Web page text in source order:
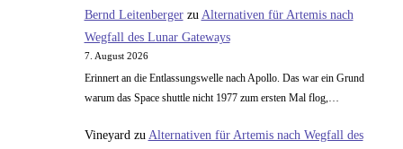
Bernd Leitenbergerzu Alternativen für Artemis nach
Wegfall des Lunar Gateways
7. August 2026
Erinnert an die Entlassungswelle nach Apollo. Das war ein Grund
warum das Space shuttle nicht 1977 zum ersten Mal flog,…
Vineyard zu Alternativen für Artemis nach Wegfall des